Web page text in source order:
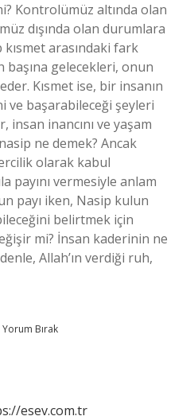
Kontrolümüz altında olan
dışında olan durumlara
arasındaki fark
başına gelecekleri, onun
Kısmet ise, bir insanın
ve başarabileceği şeyleri
insan inancını ve yaşam
ne demek? Ancak
olarak kabul
payını vermesiyle anlam
payı iken, Nasip kulun
belirtmek için
mi? İnsan kaderinin ne
Allah’ın verdiği ruh,
Yorum Bırak
esev.com.tr